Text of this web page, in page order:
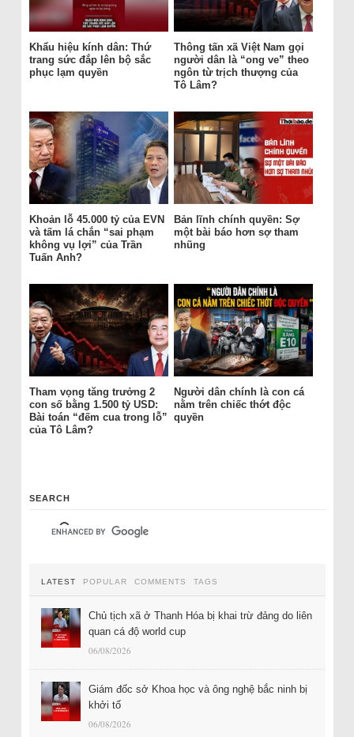
Khẩu hiệu kính dân: Thứ
trang sức đắp lên bộ sắc
phục lạm quyền
Thông tấn xã Việt Nam gọi
người dân là “ong ve” theo
ngôn từ trịch thượng của
Tô Lâm?
Khoản lỗ 45.000 tỷ của EVN
và tấm lá chắn “sai phạm
không vụ lợi” của Trần
Tuấn Anh?
Bản lĩnh chính quyền: Sợ
một bài báo hơn sợ tham
nhũng
Tham vọng tăng trưởng 2
con số bằng 1.500 tỷ USD:
Bài toán “đếm cua trong lỗ”
của Tô Lâm?
Người dân chính là con cá
nằm trên chiếc thớt độc
quyền
SEARCH
LATEST POPULAR COMMENTS TAGS
Chủ tịch xã ở Thanh Hóa bị khai trừ đảng do liên
quan cá độ world cup
06/08/2026
Giám đốc sở Khoa học và ông nghệ bắc ninh bị
khởi tố
06/08/2026